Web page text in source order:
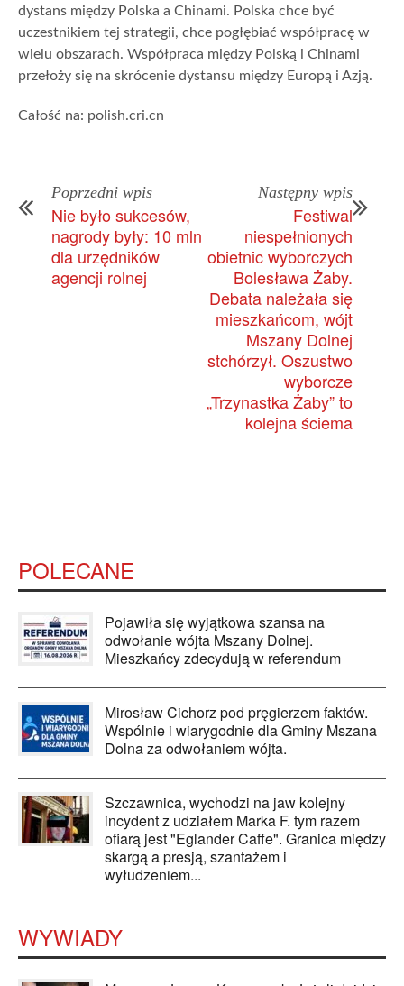
dystans między Polska a Chinami. Polska chce być
uczestnikiem tej strategii, chce pogłębiać współpracę w
wielu obszarach. Współpraca między Polską i Chinami
przełoży się na skrócenie dystansu między Europą i Azją.
Całość na: polish.cri.cn
Poprzedni wpis
Nie było sukcesów,
nagrody były: 10 mln
dla urzędników
agencji rolnej
Następny wpis
Festiwal
niespełnionych
obietnic wyborczych
Bolesława Żaby.
Debata należała się
mieszkańcom, wójt
Mszany Dolnej
stchórzył. Oszustwo
wyborcze
„Trzynastka Żaby” to
kolejna ściema
POLECANE
Pojawiła się wyjątkowa szansa na
odwołanie wójta Mszany Dolnej.
Mieszkańcy zdecydują w referendum
Mirosław Cichorz pod pręgierzem faktów.
Wspólnie i wiarygodnie dla Gminy Mszana
Dolna za odwołaniem wójta.
Szczawnica, wychodzi na jaw kolejny
incydent z udziałem Marka F. tym razem
ofiarą jest "Eglander Caffe". Granica między
skargą a presją, szantażem i
wyłudzeniem...
WYWIADY